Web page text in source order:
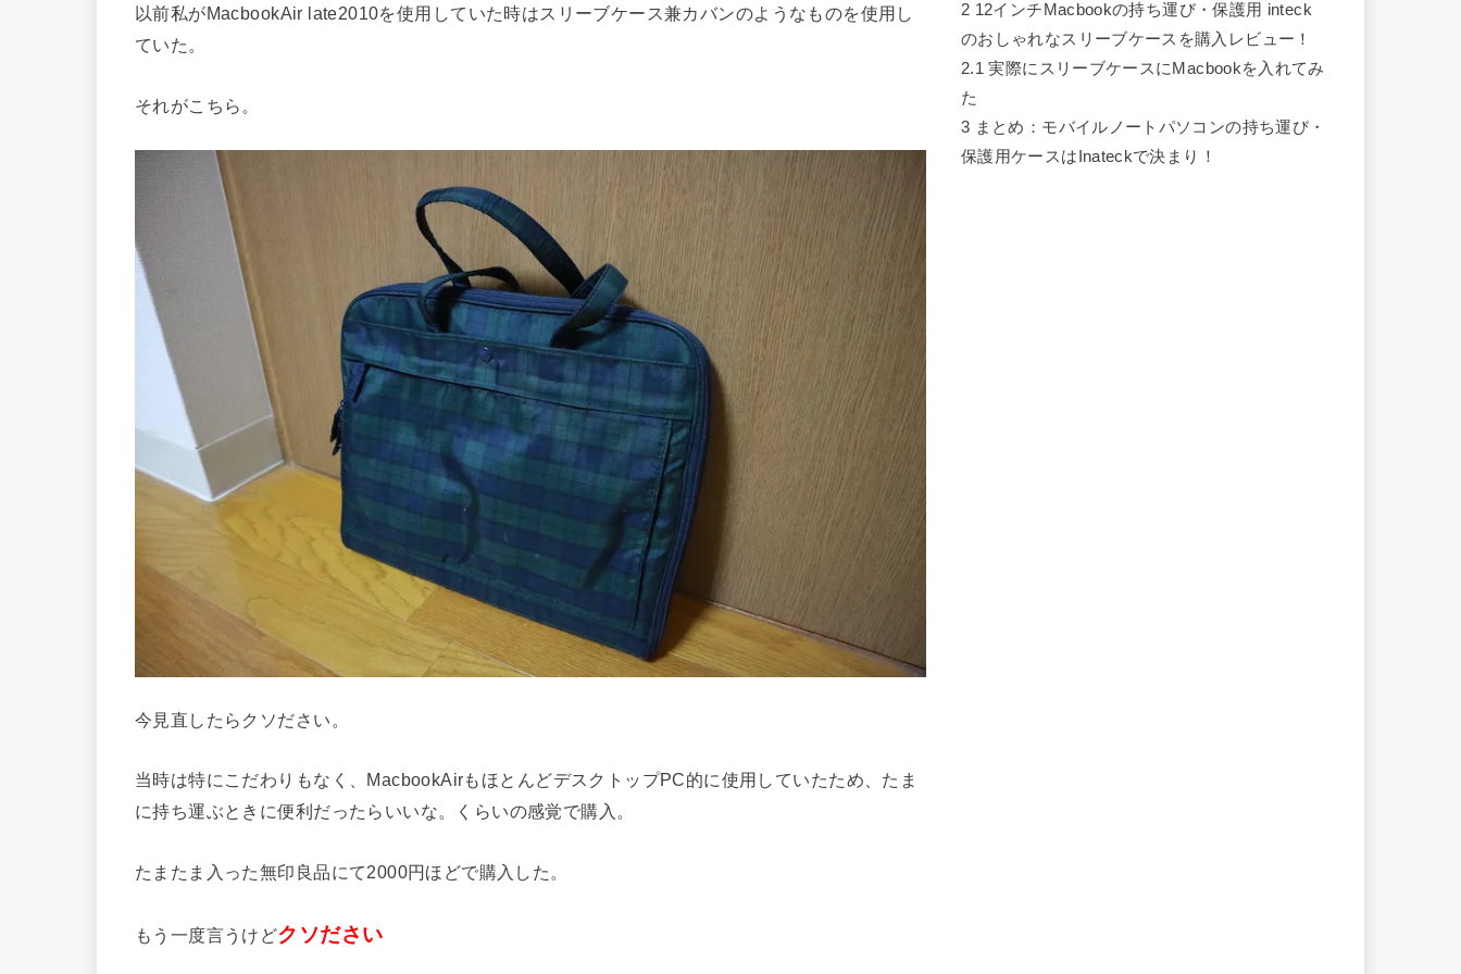
以前私がMacbookAir late2010を使用していた時はスリーブケース兼カバンのようなものを使用し
ていた。
それがこちら。
今見直したらクソださい。
当時は特にこだわりもなく、MacbookAirもほとんどデスクトップPC的に使用していたため、たま
に持ち運ぶときに便利だったらいいな。くらいの感覚で購入。
たまたま入った無印良品にて2000円ほどで購入した。
もう一度言うけどクソださい
2 12インチMacbookの持ち運び・保護用 inteck
のおしゃれなスリーブケースを購入レビュー！
2.1 実際にスリーブケースにMacbookを入れてみ
た
3 まとめ：モバイルノートパソコンの持ち運び・
保護用ケースはInateckで決まり！